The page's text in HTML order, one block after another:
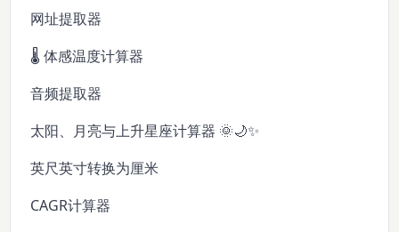
网址提取器
🌡️ 体感温度计算器
音频提取器
太阳、月亮与上升星座计算器 🌞🌙✨
英尺英寸转换为厘米
CAGR计算器